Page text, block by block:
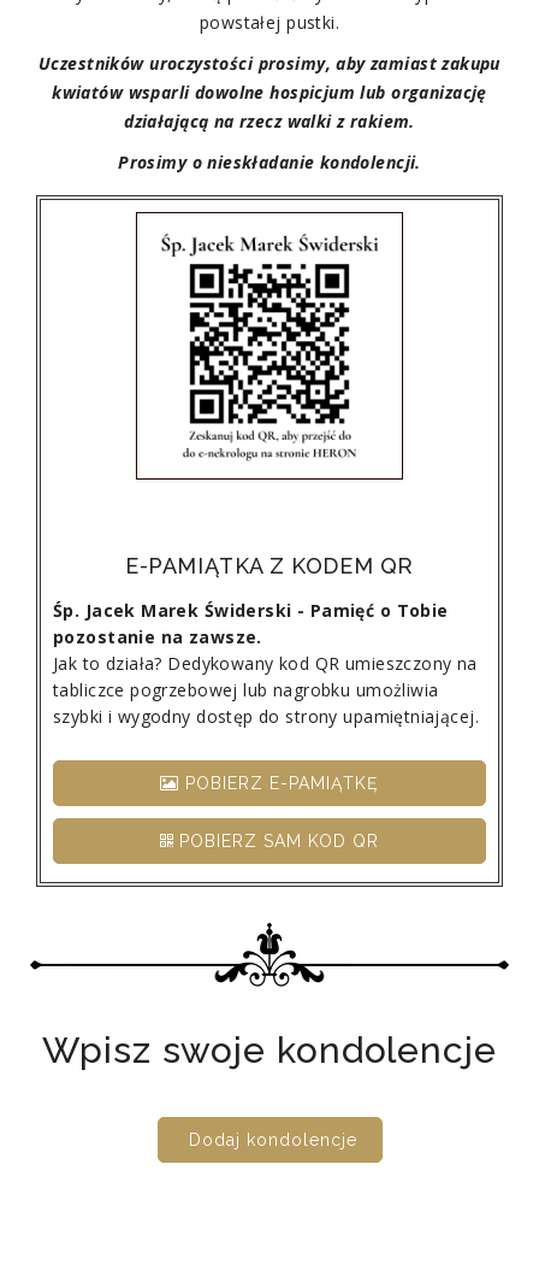
powstałej pustki.
Uczestników uroczystości prosimy, aby zamiast zakupu
kwiatów wsparli dowolne hospicjum lub organizację
działającą na rzecz walki z rakiem.
Prosimy o nieskładanie kondolencji.
E-PAMIĄTKA Z KODEM QR
Śp. Jacek Marek Świderski - Pamięć o Tobie
pozostanie na zawsze.
Jak to działa? Dedykowany kod QR umieszczony na
tabliczce pogrzebowej lub nagrobku umożliwia
szybki i wygodny dostęp do strony upamiętniającej.
POBIERZ E-PAMIĄTKĘ
POBIERZ SAM KOD QR
Wpisz swoje kondolencje
Dodaj kondolencje